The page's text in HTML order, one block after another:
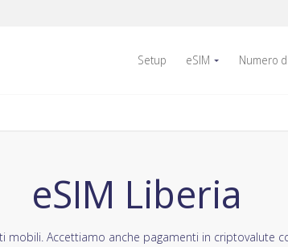
Setup eSIM Numero
eSIM Liberia
mobili. Accettiamo anche pagamenti in criptovalute